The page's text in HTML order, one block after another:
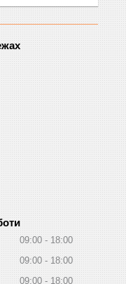
09:00
18:00
09:00
18:00
09:00
18:00